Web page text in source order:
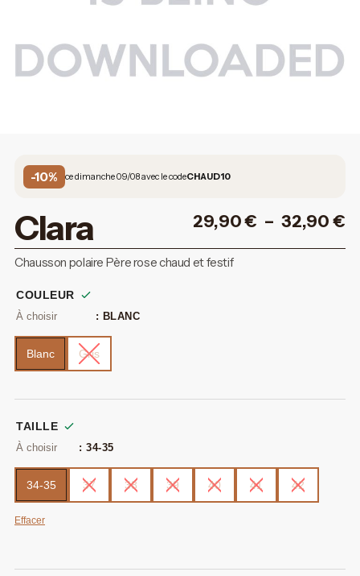
-10% ce dimanche 09/08 avec le codeCHAUD10
Clara 29,90€ – 32,90€
Chausson polaire Père rose chaud et festif
COULEUR
: BLANC
Blanc Gris
TAILLE
: 34-35
34-35 37 38 39 40 41 42
Effacer